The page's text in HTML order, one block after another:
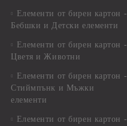
Елементи от бирен картон -
Бебшки и Детски елементи
Елементи от бирен картон -
Цветя и Животни
Елементи от бирен картон -
Стиймпънк и Мъжки
елементи
Елементи от бирен картон -